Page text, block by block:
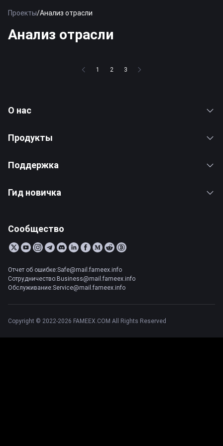
Проекты/Анализ отрасли
Анализ отрасли
1 2 3
О нас
Продукты
Поддержка
Гид новичка
Сообщество
Отчет об ошибке:Safe@mail.fameex.info
Сотрудничество:Business@mail.fameex.info
Обслуживание:Service@mail.fameex.info
Copyright © 2022-2026 FAMEEX.COM All Rights Reserved